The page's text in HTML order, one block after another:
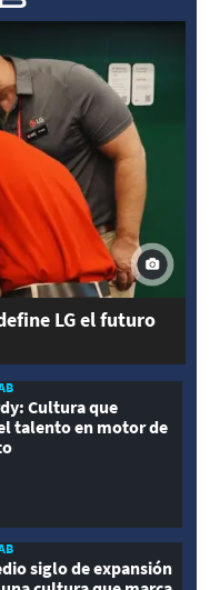
LG el futuro
Cultura que
talento en motor de
siglo de expansión